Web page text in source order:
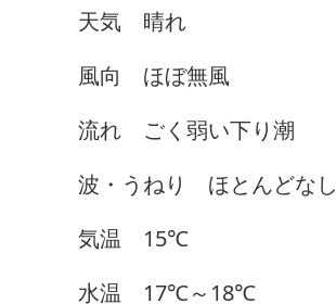
天気 晴れ
風向 ほぼ無風
流れ ごく弱い下り潮
波・うねり ほとんどなし
気温 15℃
水温 17℃～18℃